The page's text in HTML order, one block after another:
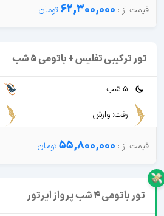
62,300,000
تور ترکیبی تفلیس + باتومی 5 شب
5 شب
رفت: وارش
55,800,000
تور باتومی 4 شب پرواز ایرتور